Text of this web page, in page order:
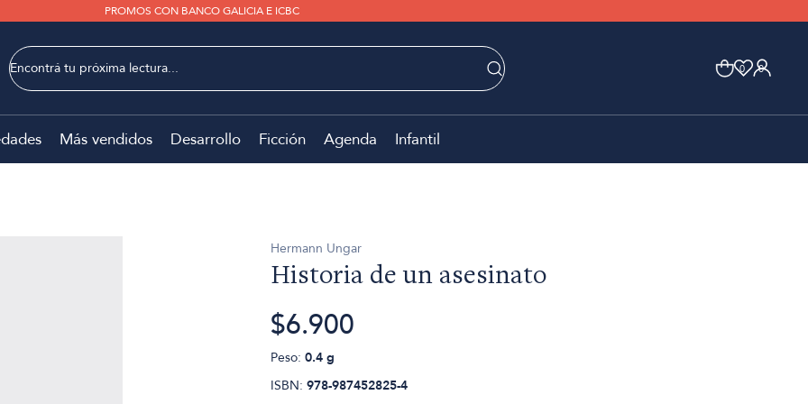
PROMOS CON BANCO GALICIA E ICBC
0 0
Más vendidos Desarrollo Ficción Agenda Infantil
Hermann Ungar
Historia de un asesinato
$6.900
Peso: 0.4 g
ISBN: 978-987452825-4